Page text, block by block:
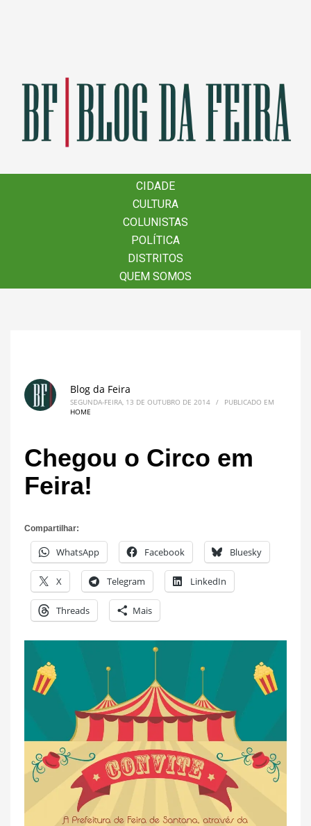
CIDADE
CULTURA
COLUNISTAS
POLÍTICA
DISTRITOS
QUEM SOMOS
CIDADE
CULTURA
COLUNISTAS
POLÍTICA
DISTRITOS
QUEM SOMOS
Blog da Feira
SEGUNDA-FEIRA, 13 DE OUTUBRO DE 2014 /
PUBLICADO EM
HOME
Chegou o Circo em
Feira!
Compartilhar:
WhatsApp Facebook Bluesky
X Telegram LinkedIn
Threads Mais